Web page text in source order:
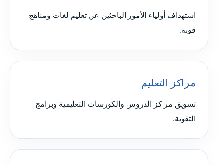
استهداف أولياء الأمور الباحثين عن تعليم لغات ومناهج
قوية.
مراكز التعليم
تسويق مراكز الدروس والكورسات التعليمية وبرامج
التقوية.